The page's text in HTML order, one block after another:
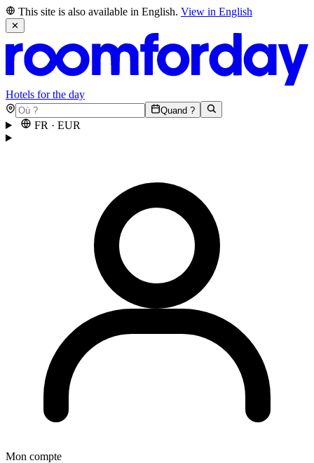
This site is also available in English. View in English
✕
Hotels for the day
Quand ?
FR · EUR
Mon compte